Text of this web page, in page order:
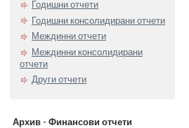
Годишни отчети
Годишни консолидирани отчети
Междинни отчети
Междинни консолидирани
отчети
Други отчети
Архив - Финансови отчети